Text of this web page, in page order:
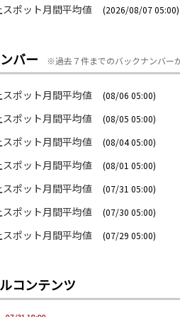
スポット月間平均値 (2026/08/07 05:00)
バー ※過去７件までのバックナンバー
スポット月間平均値 (08/06 05:00)
スポット月間平均値 (08/05 05:00)
スポット月間平均値 (08/04 05:00)
スポット月間平均値 (08/01 05:00)
スポット月間平均値 (07/31 05:00)
スポット月間平均値 (07/30 05:00)
スポット月間平均値 (07/29 05:00)
コンテンツ